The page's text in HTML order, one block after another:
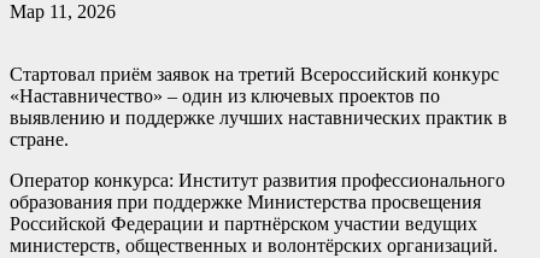
Мар 11, 2026
Стартовал приём заявок на третий Всероссийский конкурс
«Наставничество» – один из ключевых проектов по
выявлению и поддержке лучших наставнических практик в
стране.
Оператор конкурса: Институт развития профессионального
образования при поддержке Министерства просвещения
Российской Федерации и партнёрском участии ведущих
министерств, общественных и волонтёрских организаций.